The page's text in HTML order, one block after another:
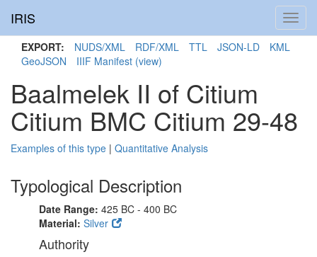
IRIS
EXPORT: NUDS/XML RDF/XML TTL JSON-LD
KML
GeoJSON
IIIF Manifest (view)
Baalmelek II of Citium
Citium BMC Citium 29-48
Examples of this type | Quantitative Analysis
Typological Description
Date Range: 425 BC - 400 BC
Material: Silver
Authority